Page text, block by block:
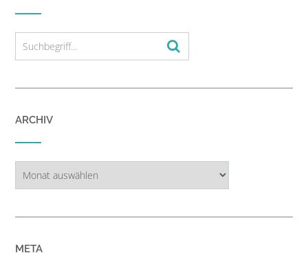
ARCHIV
META